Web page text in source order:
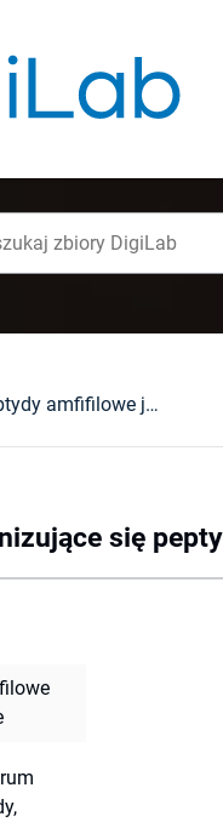
Samoorganizujące się peptydy amfifilowe jako struktury modelujące białka naturalne
się